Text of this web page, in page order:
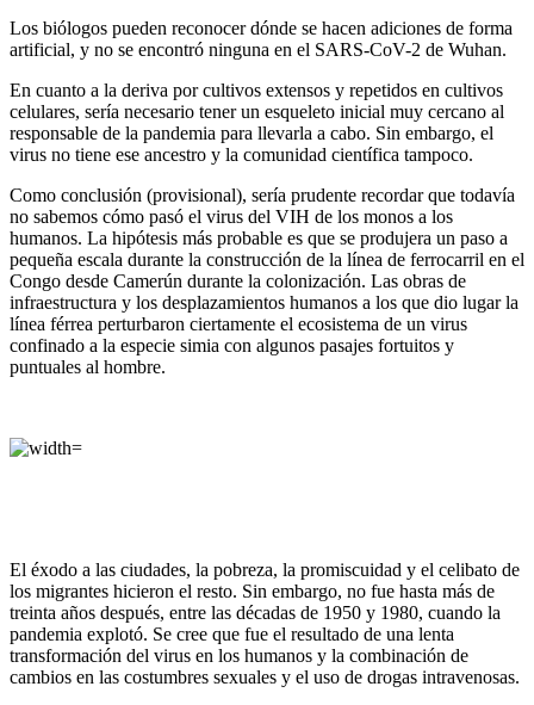
Los biólogos pueden reconocer dónde se hacen adiciones de forma
artificial, y no se encontró ninguna en el SARS-CoV-2 de Wuhan.
En cuanto a la deriva por cultivos extensos y repetidos en cultivos
celulares, sería necesario tener un esqueleto inicial muy cercano al
responsable de la pandemia para llevarla a cabo. Sin embargo, el
virus no tiene ese ancestro y la comunidad científica tampoco.
Como conclusión (provisional), sería prudente recordar que todavía
no sabemos cómo pasó el virus del VIH de los monos a los
humanos. La hipótesis más probable es que se produjera un paso a
pequeña escala durante la construcción de la línea de ferrocarril en el
Congo desde Camerún durante la colonización. Las obras de
infraestructura y los desplazamientos humanos a los que dio lugar la
línea férrea perturbaron ciertamente el ecosistema de un virus
confinado a la especie simia con algunos pasajes fortuitos y
puntuales al hombre.
El éxodo a las ciudades, la pobreza, la promiscuidad y el celibato de
los migrantes hicieron el resto. Sin embargo, no fue hasta más de
treinta años después, entre las décadas de 1950 y 1980, cuando la
pandemia explotó. Se cree que fue el resultado de una lenta
transformación del virus en los humanos y la combinación de
cambios en las costumbres sexuales y el uso de drogas intravenosas.